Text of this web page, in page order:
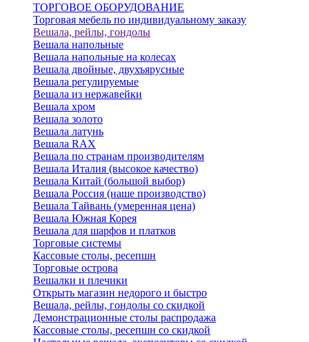
ТОРГОВОЕ ОБОРУДОВАНИЕ
Торговая мебель по индивидуальному заказу
Вешала, рейлы, гондолы
Вешала напольные
Вешала напольные на колесах
Вешала двойные, двухъярусные
Вешала регулируемые
Вешала из нержавейки
Вешала хром
Вешала золото
Вешала латунь
Вешала RAX
Вешала по странам производителям
Вешала Италия (высокое качество)
Вешала Китай (большой выбор)
Вешала Россия (наше производство)
Вешала Тайвань (умеренная цена)
Вешала Южная Корея
Вешала для шарфов и платков
Торговые системы
Кассовые столы, ресепшн
Торговые острова
Вешалки и плечики
Открыть магазин недорого и быстро
Вешала, рейлы, гондолы со скидкой
Демонстрационные столы распродажа
Кассовые столы, ресепшн со скидкой